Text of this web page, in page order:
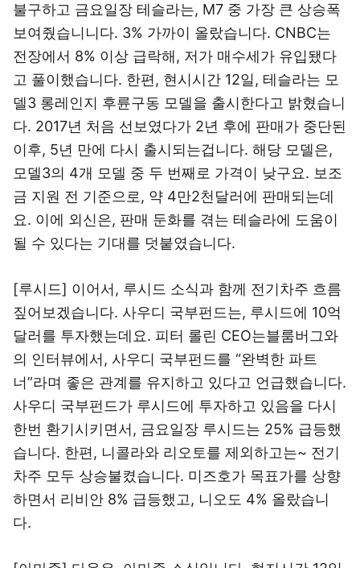
불구하고 금요일장 테슬라는, M7 중 가장 큰 상승폭
보여줬습니니다. 3% 가까이 올랐습니다. CNBC는
전장에서 8% 이상 급락해, 저가 매수세가 유입됐다
고 풀이했습니다. 한편, 현시시간 12일, 테슬라는 모
델3 롱레인지 후륜구동 모델을 출시한다고 밝혔습니
다. 2017년 처음 선보였다가 2년 후에 판매가 중단된
이후, 5년 만에 다시 출시되는겁니다. 해당 모델은,
모델3의 4개 모델 중 두 번째로 가격이 낮구요. 보조
금 지원 전 기준으로, 약 4만2천달러에 판매되는데
요. 이에 외신은, 판매 둔화를 겪는 테슬라에 도움이
될 수 있다는 기대를 덧붙였습니다.
[루시드] 이어서, 루시드 소식과 함께 전기차주 흐름
짚어보겠습니다. 사우디 국부펀드는, 루시드에 10억
달러를 투자했는데요. 피터 롤린 CEO는블룸버그와
의 인터뷰에서, 사우디 국부펀드를 “완벽한 파트
너”라며 좋은 관계를 유지하고 있다고 언급했습니다.
사우디 국부펀드가 루시드에 투자하고 있음을 다시
한번 환기시키면서, 금요일장 루시드는 25% 급등했
습니다. 한편, 니콜라와 리오토를 제외하고는~ 전기
차주 모두 상승불켰습니다. 미즈호가 목표가를 상향
하면서 리비안 8% 급등했고, 니오도 4% 올랐습니
다.